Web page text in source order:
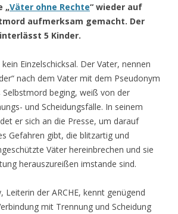
„Väter ohne Rechte“ wieder auf
aufmerksam gemacht. Der
5 Kinder.
Einzelschicksal. Der Vater, nennen
nach dem Vater mit dem Pseudonym
Selbstmord beging, weiß von der
und Scheidungsfälle. In seinem
er sich an die Presse, um darauf
Gefahren gibt, die blitzartig und
Väter hereinbrechen und sie
herauszureißen imstande sind.
Leiterin der ARCHE, kennt genügend
mit Trennung und Scheidung